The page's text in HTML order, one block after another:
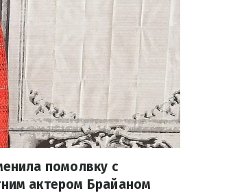
помолвку с
актером Брайаном